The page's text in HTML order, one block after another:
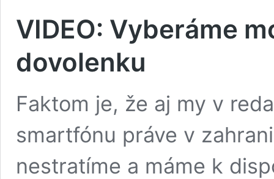
VIDEO: Vyberáme
dovolenku
Faktom je, že aj my v
smartfónu práve v
nestratíme a máme k